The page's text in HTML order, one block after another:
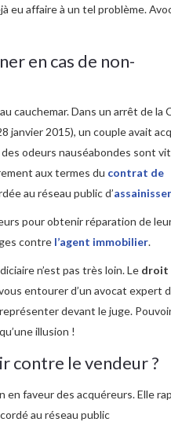
eu affaire à un tel problème.
en cas de non-
cauchemar. Dans un arrêt de la
janvier 2015), un couple avait
des odeurs nauséabondes sont
aux termes du contrat de
au réseau public d’
pour obtenir réparation de
contre l’agent immobilier.
n’est pas très loin. Le droit
entourer d’un avocat expert
devant le juge.
illusion !
contre le vendeur ?
faveur des acquéreurs. Elle
au réseau public